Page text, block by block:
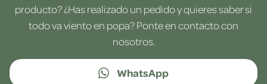
producto? ¿Has realizado un pedido y quieres saber si
todo va viento en popa? Ponte en contacto con
nosotros.
WhatsApp